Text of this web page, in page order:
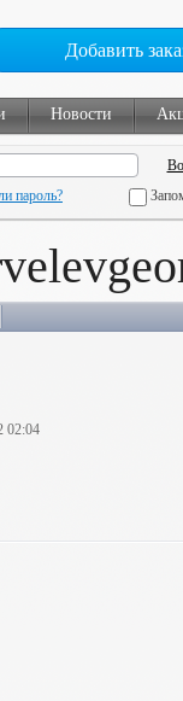
Добавить
Новости
пароль?
02:04